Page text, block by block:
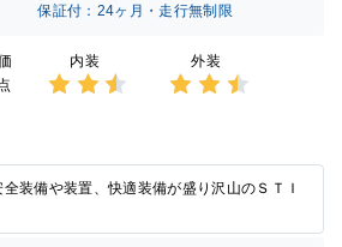
保証付：24ヶ月・走行無制限
内装 外装
装備や装置、快適装備が盛り沢山のＳＴＩ